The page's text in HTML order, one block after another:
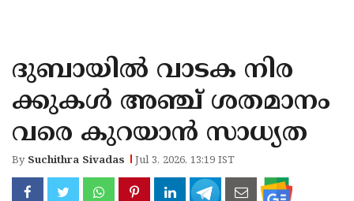
KANNUR
KASARAGOD
ദുബായില്‍ വാടക നിര
ക്കുകള്‍ അഞ്ച് ശതമാനം
വരെ കുറയാന്‍ സാധ്യത
By Suchithra Sivadas Jul 3, 2026, 13:19 IST